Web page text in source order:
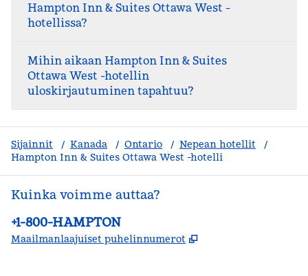
Hampton Inn & Suites Ottawa West -
hotellissa?
Mihin aikaan Hampton Inn & Suites
Ottawa West -hotellin
uloskirjautuminen tapahtuu?
Sijainnit / Kanada / Ontario / Nepean hotellit
/
Hampton Inn & Suites Ottawa West -hotelli
Kuinka voimme auttaa?
Puhelin:
+1-800-HAMPTON
Maailmanlaajuiset puhelinnumerot ,